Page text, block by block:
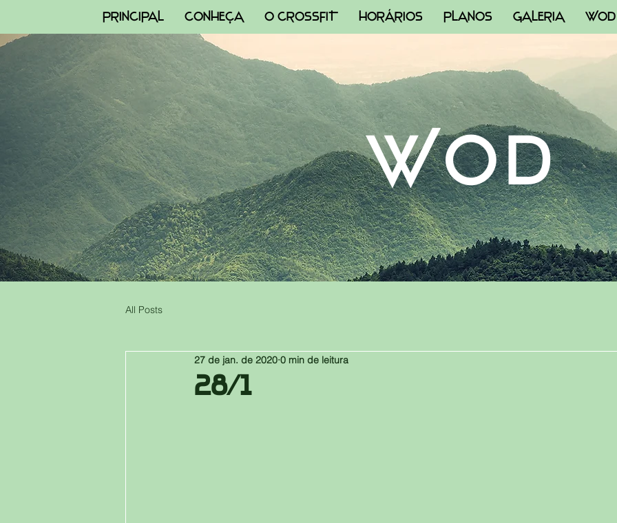
PRINCIPAL CONHEÇA O CROSSFIT HORÁRIOS PLANOS GALERIA WOD
WOD
All Posts
28/1
27 de jan. de 2020 0 min de leitura